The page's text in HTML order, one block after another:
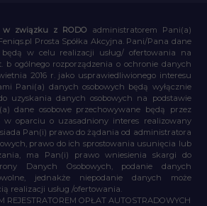
związku z RODO administratorem Pani(a)
Prosta Spółka Akcyjna. Pani/Pana dane
będą w celu realizacji usług/ ofertowania na
b ogólnego rozporządzenia o ochronie danych
2016 r. jako usprawiedliwionego interesu
Pani(a) danych osobowych będą wyłącznie
uzyskania danych osobowych na podstawie
dane osobowe przechowywane będą przez
w oparciu o uzasadniony interes realizowany
Pan(i) prawo do żądania od administratora
prawo do ich sprostowania usunięcia lub
ma Pan(i) prawo wniesienia skargi do
Danych Osobowych, podanie danych
jednakże niepodanie danych może
realizacji usług /ofertowania.
REJESTRATOREM OPŁAT AUTOSTRADOWYCH